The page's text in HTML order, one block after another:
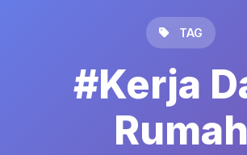
TAG
#Kerja
Rumah